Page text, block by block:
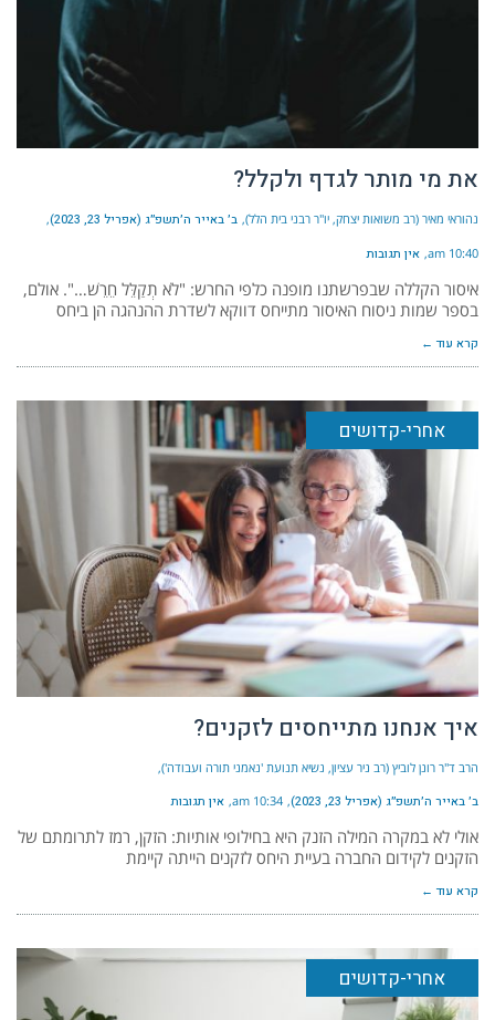
את מי מותר לגדף ולקלל?
נהוראי מאיר (רב משואות יצחק, יו"ר רבני בית הלל) ב׳ באייר ה׳תשפ״ג (אפריל 23, 2023)
10:40 am אין תגובות
איסור הקללה שבפרשתנו מופנה כלפי החרש: "לֹא תְקַלֵּל חֵרֵשׁ…". אולם,
בספר שמות ניסוח האיסור מתייחס דווקא לשדרת ההנהגה הן ביחס
קרא עוד ←
אחרי-קדושים
איך אנחנו מתייחסים לזקנים?
הרב ד"ר רונן לוביץ (רב ניר עציון, נשיא תנועת 'נאמני תורה ועבודה')
ב׳ באייר ה׳תשפ״ג (אפריל 23, 2023) 10:34 am אין תגובות
אולי לא במקרה המילה הזנק היא בחילופי אותיות: הזקן, רמז לתרומתם של
הזקנים לקידום החברה בעיית היחס לזקנים הייתה קיימת
קרא עוד ←
אחרי-קדושים